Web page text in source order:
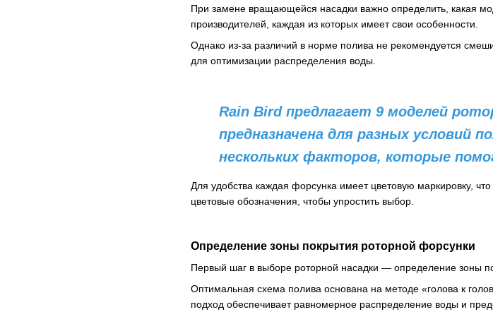
При замене вращающейся насадки важно определить, какая
производителей, каждая из которых имеет свои особенности.
Однако из-за различий в норме полива не рекомендуется
для оптимизации распределения воды.
Rain Bird предлагает 9 моделей
предназначена для разных условий
нескольких факторов, которые
Для удобства каждая форсунка имеет цветовую маркировку,
цветовые обозначения, чтобы упростить выбор.
Определение зоны покрытия роторной форсунки
Первый шаг в выборе роторной насадки — определение зоны
Оптимальная схема полива основана на методе «голова к
подход обеспечивает равномерное распределение воды и